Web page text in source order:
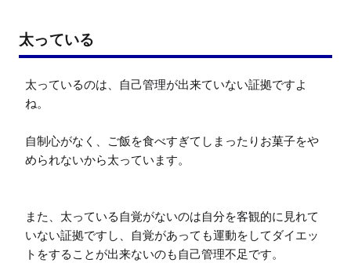
太っている
太っているのは、自己管理が出来ていない証拠ですよ
ね。
自制心がなく、ご飯を食べすぎてしまったりお菓子をや
められないから太っています。
また、太っている自覚がないのは自分を客観的に見れて
いない証拠ですし、自覚があっても運動をしてダイエッ
トをすることが出来ないのも自己管理不足です。